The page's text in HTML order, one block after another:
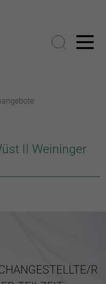
II Weininger
R